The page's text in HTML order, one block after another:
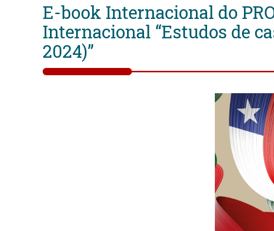
E-book Internacional do
Internacional “Estudos de
2024)”